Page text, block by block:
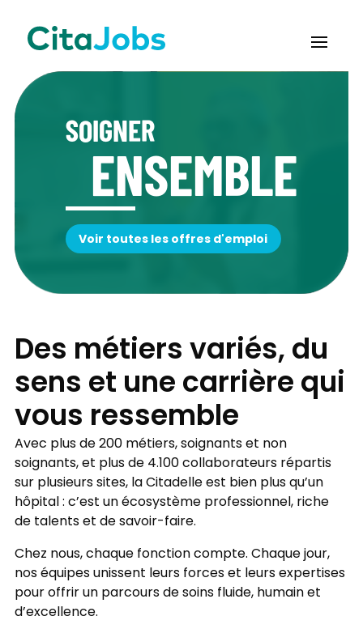
SOIGNER
ENSEMBLE
Voir toutes les offres d'emploi
Des métiers variés, du
sens et une carrière qui
vous ressemble
Avec plus de 200 métiers, soignants et non
soignants, et plus de 4.100 collaborateurs répartis
sur plusieurs sites, la Citadelle est bien plus qu’un
hôpital : c’est un écosystème professionnel, riche
de talents et de savoir-faire.
Chez nous, chaque fonction compte. Chaque jour,
nos équipes unissent leurs forces et leurs expertises
pour offrir un parcours de soins fluide, humain et
d’excellence.